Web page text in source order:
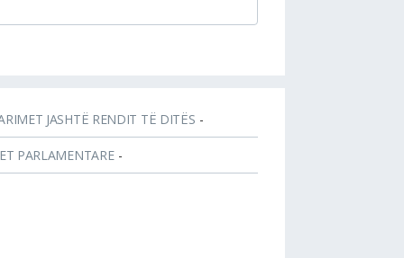
JASHTË RENDIT TË DITËS -
PARLAMENTARE -